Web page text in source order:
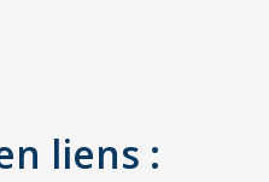
liens :